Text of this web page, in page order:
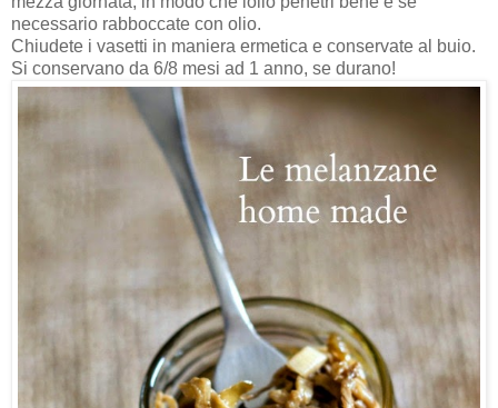
necessario rabboccate con olio.
Chiudete i vasetti in maniera ermetica e conservate al buio.
Si conservano da 6/8 mesi ad 1 anno, se durano!